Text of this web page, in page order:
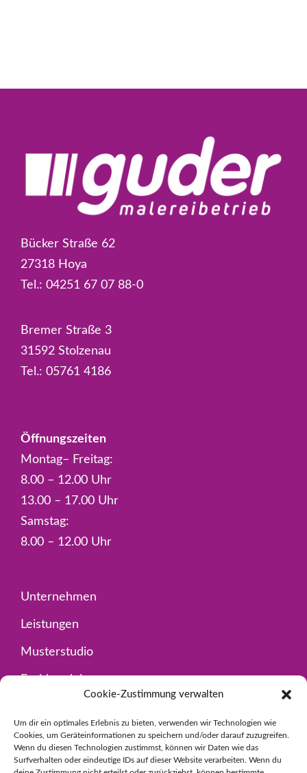
Cookie-Zustimmung verwalten
Um dir ein optimales Erlebnis zu bieten, verwenden wir Technologien wie
Cookies, um Geräteinformationen zu speichern und/oder darauf zuzugreifen.
Wenn du diesen Technologien zustimmst, können wir Daten wie das
Surfverhalten oder eindeutige IDs auf dieser Website verarbeiten. Wenn du
Bücker Straße 62
27318 Hoya
Tel.: 04251 67 07 88-0
Bremer Straße 3
31592 Stolzenau
Tel.: 05761 4186
Öffnungszeiten
Montag– Freitag:
8.00 – 12.00 Uhr
13.00 – 17.00 Uhr
Samstag:
8.00 – 12.00 Uhr
Unternehmen
Leistungen
Musterstudio
Fachhandel
Kontakt
Impressum